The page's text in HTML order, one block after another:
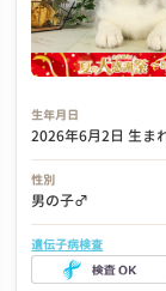
生年月日
2026年6月2日 生ま
性別
男の子♂
遺伝子病検査